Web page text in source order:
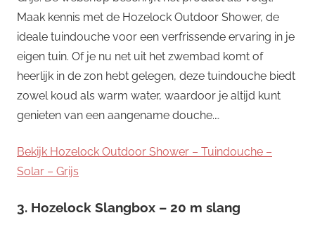
Maak kennis met de Hozelock Outdoor Shower, de
ideale tuindouche voor een verfrissende ervaring in je
eigen tuin. Of je nu net uit het zwembad komt of
heerlijk in de zon hebt gelegen, deze tuindouche biedt
zowel koud als warm water, waardoor je altijd kunt
genieten van een aangename douche.…
Bekijk Hozelock Outdoor Shower – Tuindouche –
Solar – Grijs
3. Hozelock Slangbox – 20 m slang